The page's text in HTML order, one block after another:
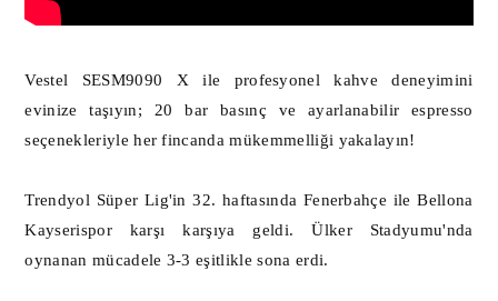
Vestel SESM9090 X ile profesyonel kahve deneyimini
evinize taşıyın; 20 bar basınç ve ayarlanabilir espresso
seçenekleriyle her fincanda mükemmelliği yakalayın!
Trendyol Süper Lig'in 32. haftasında Fenerbahçe ile Bellona
Kayserispor karşı karşıya geldi. Ülker Stadyumu'nda
oynanan mücadele 3-3 eşitlikle sona erdi.